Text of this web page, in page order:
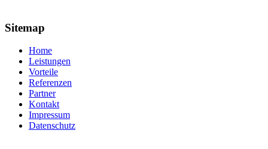
Sitemap
Home
Leistungen
Vorteile
Referenzen
Partner
Kontakt
Impressum
Datenschutz